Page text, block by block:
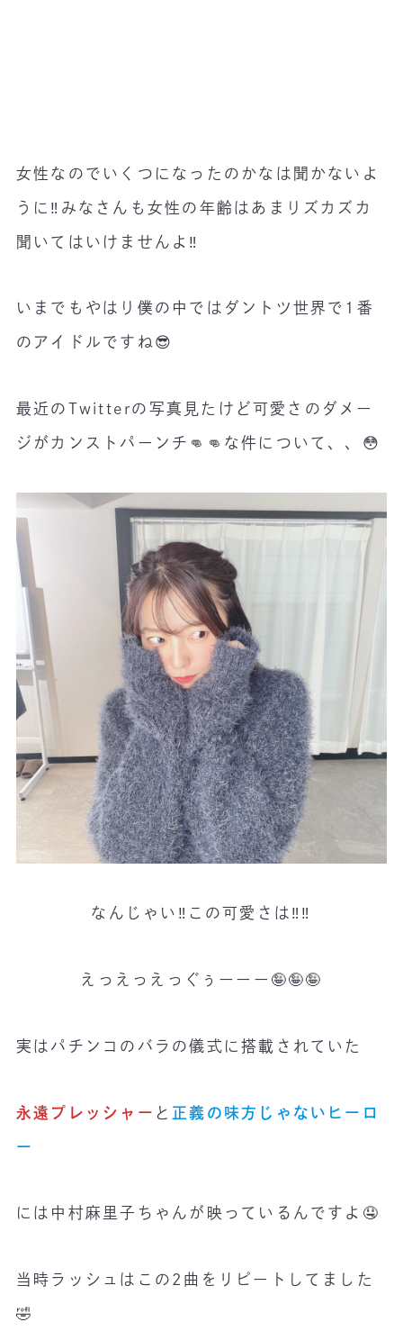
女性なのでいくつになったのかなは聞かないよ
うに‼️みなさんも女性の年齢はあまりズカズカ
聞いてはいけませんよ‼️
いまでもやはり僕の中ではダントツ世界で1番
のアイドルですね😎
最近のTwitterの写真見たけど可愛さのダメー
ジがカンストパーンチ👊👊な件について、、😳
なんじゃい‼️この可愛さは‼️‼️
えっえっえっぐぅーーー🤪🤪🤪
実はパチンコのバラの儀式に搭載されていた
永遠プレッシャー と 正義の味方じゃないヒーロ
ー
には中村麻里子ちゃんが映っているんですよ🤤
当時ラッシュはこの2曲をリピートしてました
🤣